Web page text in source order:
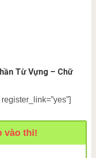
Từ Vựng – Chữ
vào thi!